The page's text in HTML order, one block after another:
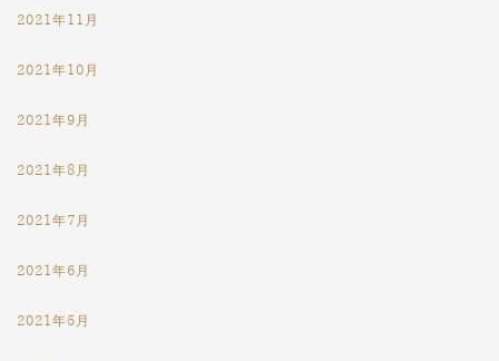
2021年11月
2021年10月
2021年9月
2021年8月
2021年7月
2021年6月
2021年5月